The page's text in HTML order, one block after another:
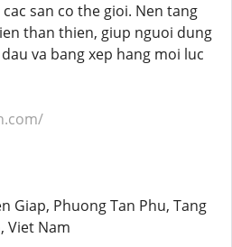
san co the gioi. Nen tang
than thien, giup nguoi dung
va bang xep hang moi luc
Giap, Phuong Tan Phu, Tang
Viet Nam